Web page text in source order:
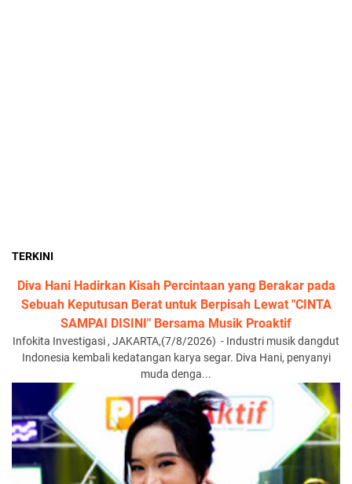
TERKINI
Diva Hani Hadirkan Kisah Percintaan yang Berakar pada
Sebuah Keputusan Berat untuk Berpisah Lewat "CINTA
SAMPAI DISINI" Bersama Musik Proaktif
Infokita Investigasi , JAKARTA,(7/8/2026) - Industri musik dangdut
Indonesia kembali kedatangan karya segar. Diva Hani, penyanyi
muda denga...